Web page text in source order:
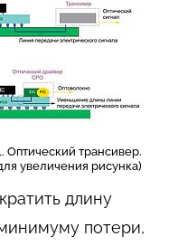
Оптический трансивер.
увеличения рисунка)
длину
потери,